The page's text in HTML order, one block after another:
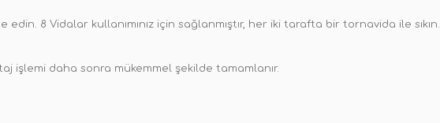
8 Vidalar kullanımınız için sağlanmıştır, her iki tarafta bir tornavida ile sıkın.
işlemi daha sonra mükemmel şekilde tamamlanır.